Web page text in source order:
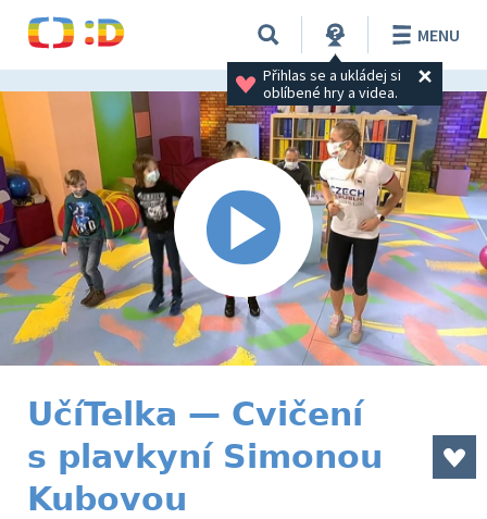
Přihlas se a ukládej si
oblíbené hry a videa.
MENU
UčíTelka — Cvičení
s plavkyní Simonou
Kubovou